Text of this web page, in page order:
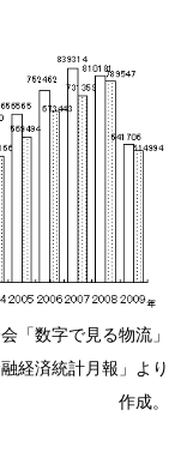
「数字で見る物流」
経済統計月報」より
作成。